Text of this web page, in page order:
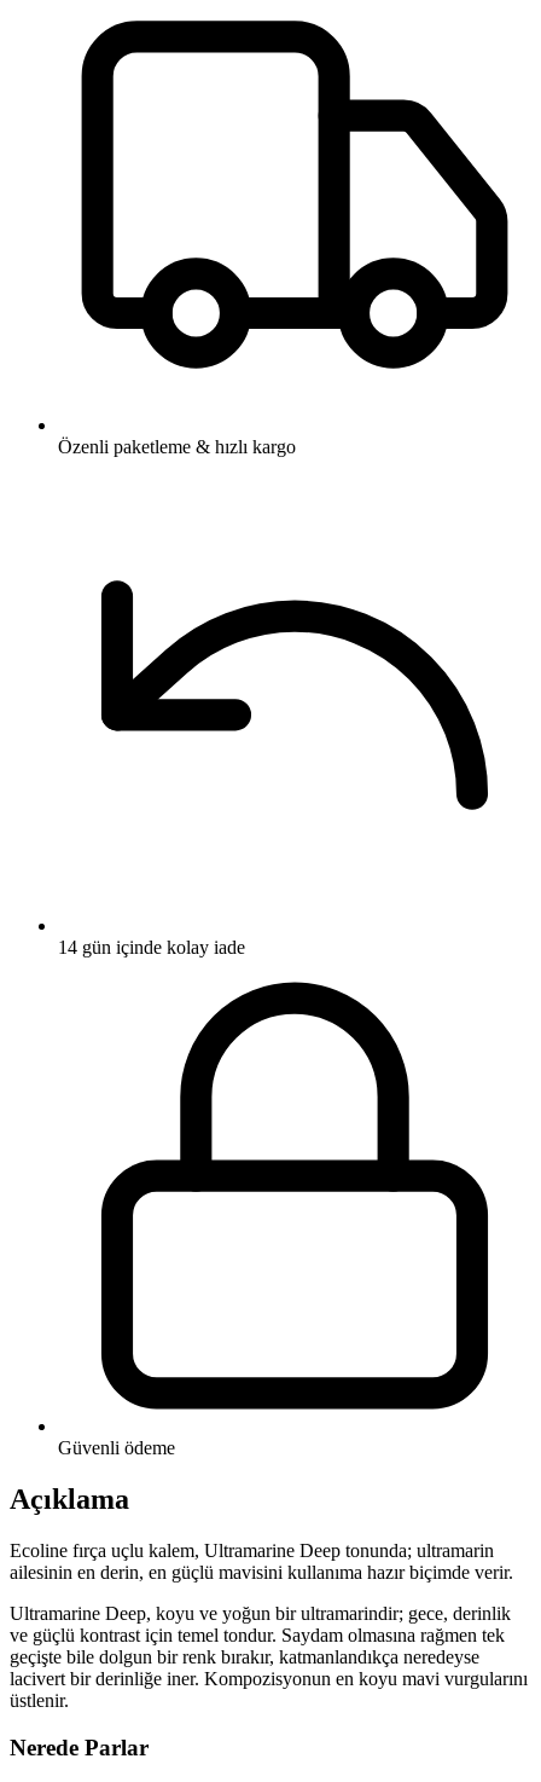
Özenli paketleme & hızlı kargo
14 gün içinde kolay iade
Güvenli ödeme
Açıklama
Ecoline fırça uçlu kalem, Ultramarine Deep tonunda; ultramarin
ailesinin en derin, en güçlü mavisini kullanıma hazır biçimde verir.
Ultramarine Deep, koyu ve yoğun bir ultramarindir; gece, derinlik
ve güçlü kontrast için temel tondur. Saydam olmasına rağmen tek
geçişte bile dolgun bir renk bırakır, katmanlandıkça neredeyse
lacivert bir derinliğe iner. Kompozisyonun en koyu mavi vurgularını
üstlenir.
Nerede Parlar